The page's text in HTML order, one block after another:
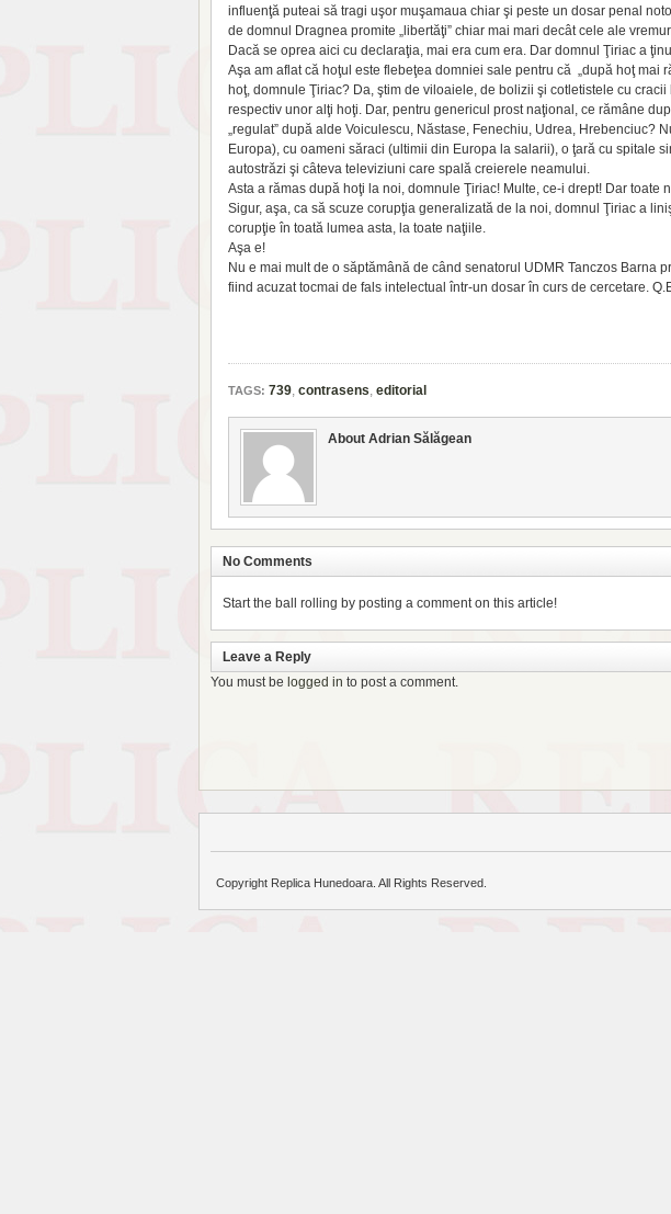
influenţă puteai să tragi uşor muşamaua chiar şi peste un dosar penal
de domnul Dragnea promite „libertăţi” chiar mai mari decât cele ale
Dacă se oprea aici cu declaraţia, mai era cum era. Dar domnul Ţiriac a
Aşa am aflat că hoţul este flebeţea domniei sale pentru că „după hoţ mai
hoţ, domnule Ţiriac? Da, ştim de viloaiele, de bolizii şi cotletistele cu
respectiv unor alţi hoţi. Dar, pentru genericul prost naţional, ce rămâne
„regulat” după alde Voiculescu, Năstase, Fenechiu, Udrea, Hrebenciuc?
Europa), cu oameni săraci (ultimii din Europa la salarii), o ţară cu spitale
autostrăzi şi câteva televiziuni care spală creierele nea­mului.
Asta a rămas după hoţi la noi, domnule Ţiriac! Multe, ce-i drept! Dar toate
Sigur, aşa, ca să scuze corupţia generalizată de la noi, domnul Ţiriac a
corupţie în toată lumea asta, la toate naţiile.
Aşa e!
Nu e mai mult de o săptămână de când senatorul UDMR Tanczos Barna
fiind acuzat tocmai de fals intelectual într-un dosar în curs de cercetare.
TAGS: 739, contrasens, editorial
About Adrian Sălăgean
No Comments
Start the ball rolling by posting a comment on this article!
Leave a Reply
You must be logged in to post a comment.
Copyright Replica Hunedoara. All Rights Reserved.